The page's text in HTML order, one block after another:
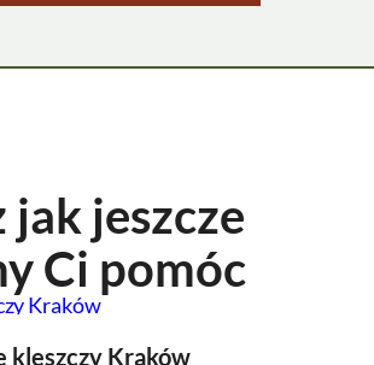
jak jeszcze
Ci pomóc
kleszczy Kraków